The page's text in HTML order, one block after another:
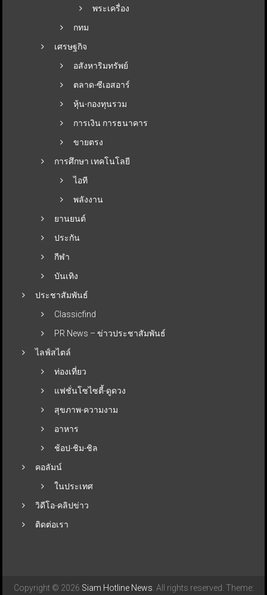
พระเครื่อง
กทม
เศรษฐกิจ
อสังหาริมทรัพย์
ตลาด-ซีเอสอาร์
หุ้น-กองทุนรวม
การเงิน การธนาคาร
ขายตรง
การศึกษา เทคโนโลยี
ไอที
พลังงาน
ยานยนต์
ประกัน
กีฬา
บันเทิง
ประชาสัมพันธ์
Classicfind
PR News – ข่าวประชาสัมพันธ์
ไลฟ์สไตล์
ท่องเที่ยว
แฟชั่นโซไซตี้-ดูดวง
สุขภาพ-ความงาม
อาหาร
ช้อป-ชิม-ชิล
คอลัมน์
ในประเทศ
วิดีโอ-คลิปข่าว
ติดต่อเรา
Copyright © 2026 Siam Hotline News . All rights reserved. Theme: